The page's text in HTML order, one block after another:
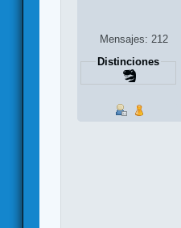
Mensajes: 212
Distinciones